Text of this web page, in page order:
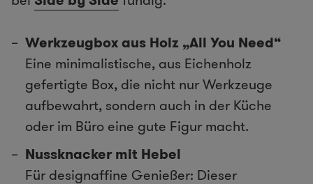
Werkzeugbox aus Holz „All You Need“
Eine minimalistische, aus Eichenholz
gefertigte Box, die nicht nur Werkzeuge
aufbewahrt, sondern auch in der Küche
oder im Büro eine gute Figur macht.
Nussknacker mit Hebel
Für designaffine Genießer: Dieser